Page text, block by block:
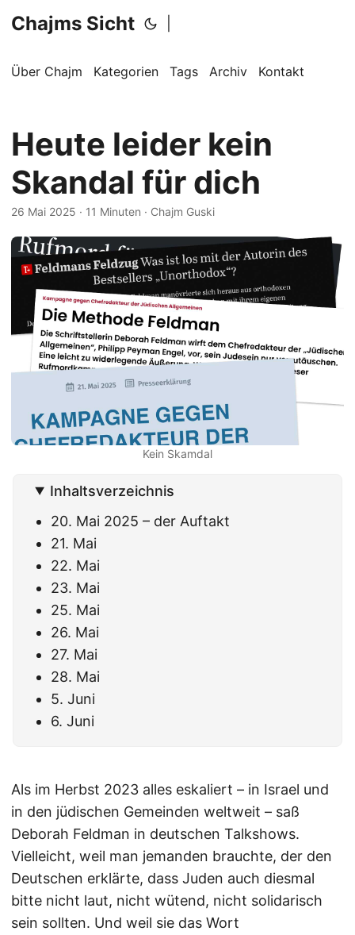
Chajms Sicht
Über Chajm Kategorien Tags Archiv Kontakt
Heute leider kein
Skandal für dich
26 Mai 2025 · 11 Minuten · Chajm Guski
Kein Skamdal
Inhaltsverzeichnis
20. Mai 2025 – der Auftakt
21. Mai
22. Mai
23. Mai
25. Mai
26. Mai
27. Mai
28. Mai
5. Juni
6. Juni
Als im Herbst 2023 alles eskaliert – in Israel und
in den jüdischen Gemeinden weltweit – saß
Deborah Feldman in deutschen Talkshows.
Vielleicht, weil man jemanden brauchte, der den
Deutschen erklärte, dass Juden auch diesmal
bitte nicht laut, nicht wütend, nicht solidarisch
sein sollten. Und weil sie das Wort